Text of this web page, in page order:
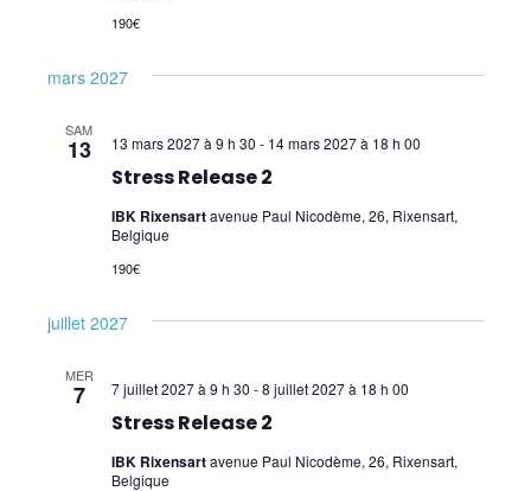
Gérer sa vie efficacement (ancien "Donner
Management
Système Digestif (W. Topping) – Digestive
System
Exercices Biokinétiques
SIPS
Core Kinesiology
Corps Énergie
Réflexes archaïques (IMP)
190€
mars 2027
SAM
13
Stress Release 2
13 mars 2027 à 9 h 30 - 14 mars 2027 à 18 h 00
IBK Rixensartavenue Paul Nicodème, 26, Rixensart,
Belgique
190€
juillet 2027
MER
7
Stress Release 2
7 juillet 2027 à 9 h 30 -8 juillet 2027 à 18 h 00
IBK Rixensartavenue Paul Nicodème, 26, Rixensart,
Belgique